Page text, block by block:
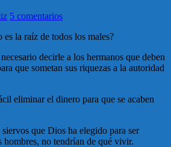
5 comentarios
es la raíz de todos los males?
decirle a los hermanos que deben
que sometan sus riquezas a la autoridad
eliminar el dinero para que se acaben
que Dios ha elegido para ser
hombres, no tendrían de qué vivir.